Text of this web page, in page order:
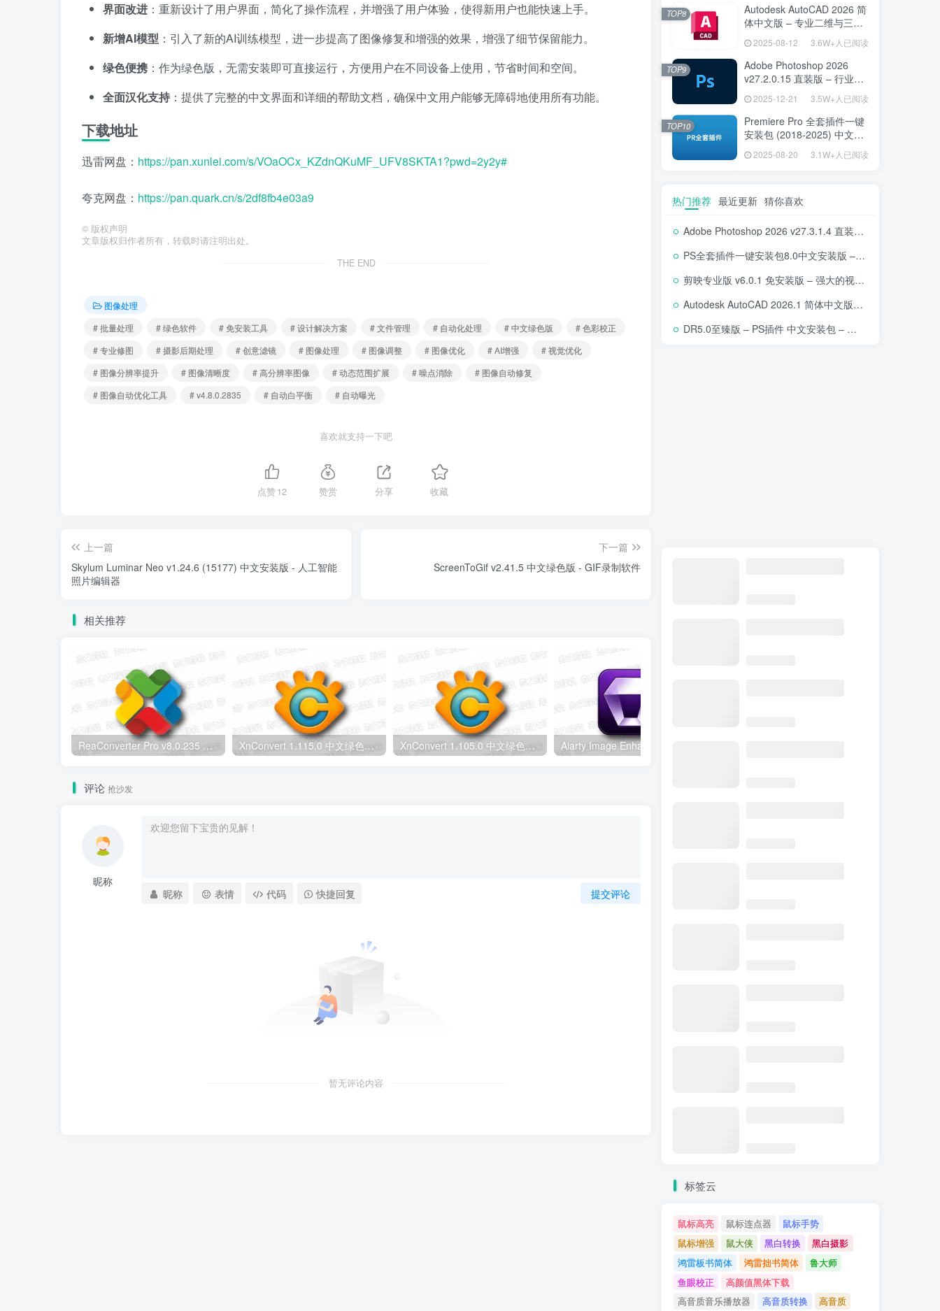
界面改进 ：重新设计了用户界面，简化了操作流程，并增强了用户体验，使得新用户也能快速上手。
新增AI模型 ：引入了新的AI训练模型，进一步提高了图像修复和增强的效果，增强了细节保留能力。
绿色便携 ：作为绿色版，无需安装即可直接运行，方便用户在不同设备上使用，节省时间和空间。
全面汉化支持 ：提供了完整的中文界面和详细的帮助文档，确保中文用户能够无障碍地使用所有功能。
下载地址
迅雷网盘： https://pan.xunlei.com/s/VOaOCx_KZdnQKuMF_UFV8SKTA1?pwd=2y2y#
夸克网盘： https://pan.quark.cn/s/2df8fb4e03a9
© 版权声明
文章版权归作者所有，转载时请注明出处。
THE END
图像处理
# 批量处理
# 绿色软件 # 免安装工具 # 设计解决方案 # 文件管理 # 自动化处理 # 中文绿色版
# 色彩校正
# 专业修图
# 摄影后期处理 # 创意滤镜 # 图像处理 # 图像调整 # 图像优化 # AI增强
# 视觉优化
# 图像分辨率提升
# 图像清晰度 # 高分辨率图像 # 动态范围扩展 # 噪点消除
# 图像自动修复
# 图像自动优化工具
# v4.8.0.2835 # 自动白平衡 # 自动曝光
喜欢就支持一下吧
点赞12 赞赏 分享 收藏
上一篇
Skylum Luminar Neo v1.24.6 (15177) 中文安装版 - 人工智能
照片编辑器
下一篇
ScreenToGif v2.41.5 中文绿色版 - GIF录制软件
相关推荐
ReaConverter Pro v8.0.235 便携版 – 批量图片转换处理工具 XnConvert 1.115.0 中文绿色版 – 图像批量处理软件 XnConvert 1.105.0 中文绿色版 – 图像转换编辑工具
评论 抢沙发
昵称
提交评论
昵称 表情 代码 快捷回复
暂无评论内容
Autodesk AutoCAD 2026 简
体中文版 – 专业二维与三维
2025-08-12 3.6W+人已阅读
TOP8
Adobe Photoshop 2026
v27.2.0.15 直装版 – 行业标
2025-12-21 3.5W+人已阅读
TOP9
Premiere Pro 全套插件一键
安装包 (2018-2025) 中文安
率的专业工具
2025-08-20 3.1W+人已阅读
TOP10
热门推荐 最近更新 猜你喜欢
Adobe Photoshop 2026 v27.3.1.4 直装版下载 – 专业图像编辑软件
PS全套插件一键安装包8.0中文安装版 – 支持2018-2025 – 提升设计效率
剪映专业版 v6.0.1 免安装版 – 强大的视频编辑工具
Autodesk AutoCAD 2026.1 简体中文版 – 专业计算机辅助设计软件
DR5.0至臻版 – PS插件 中文安装包 – 专业级人像修图工具
标签云
鼠标高亮 鼠标连点器
鼠标手势
鼠标增强
鼠大侠 黑白转换
黑白摄影
鸿雷板书简体
鸿雷拙书简体
鲁大师
鱼眼校正
高颜值黑体下载
高音质音乐播放器
高音质转换 高音质